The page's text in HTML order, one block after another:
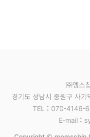
㈜멤스칩
경기도 성남시 중원구 사
TEL : 070-4146-
E-mail :